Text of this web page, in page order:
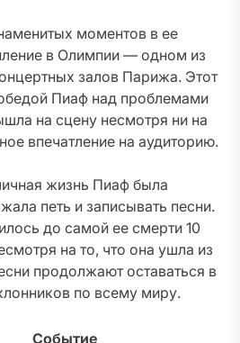
моментов в ее
в Олимпии — одном из
залов Парижа. Этот
Пиаф над проблемами
на сцену несмотря ни на
впечатление на аудиторию.
жизнь Пиаф была
петь и записывать песни.
до самой ее смерти 10
на то, что она ушла из
продолжают оставаться в
по всему миру.
Событие